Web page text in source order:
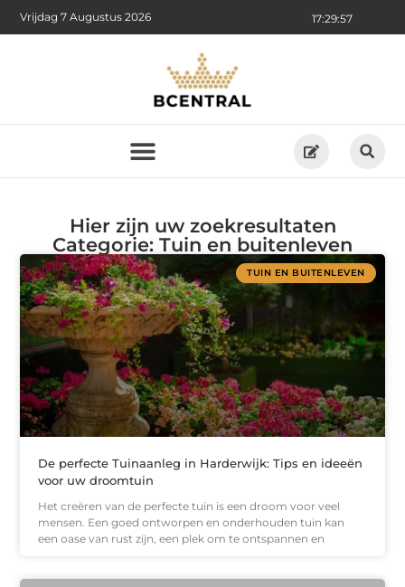
17:29:57
Vrijdag 7 Augustus 2026
Hier zijn uw zoekresultaten
Categorie: Tuin en buitenleven
TUIN EN BUITENLEVEN
De perfecte Tuinaanleg in Harderwijk: Tips en ideeën
voor uw droomtuin
Het creëren van de perfecte tuin is een droom voor veel
mensen. Een goed ontworpen en onderhouden tuin kan
een oase van rust zijn, een plek om te ontspannen en